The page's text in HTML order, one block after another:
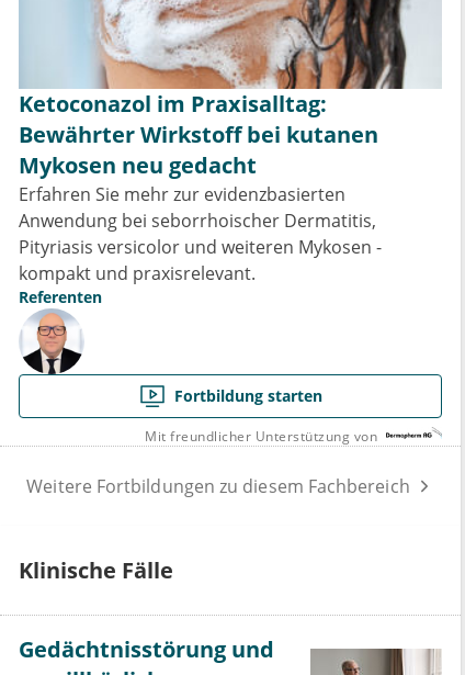
Ketoconazol im Praxisalltag:
Bewährter Wirkstoff bei kutanen
Mykosen neu gedacht
Erfahren Sie mehr zur evidenzbasierten
Anwendung bei seborrhoischer Dermatitis,
Pityriasis versicolor und weiteren Mykosen -
kompakt und praxisrelevant.
Referenten
Fortbildung starten
Mit freundlicher Unterstützung von
Weitere Fortbildungen zu diesem Fachbereich
Klinische Fälle
Gedächtnisstörung und